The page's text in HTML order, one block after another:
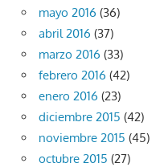
mayo 2016 (36)
abril 2016 (37)
marzo 2016 (33)
febrero 2016 (42)
enero 2016 (23)
diciembre 2015 (42)
noviembre 2015 (45)
octubre 2015 (27)